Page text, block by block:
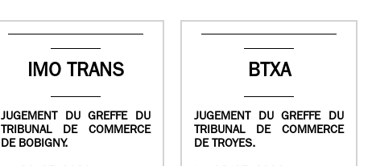
IMO TRANS
JUGEMENT DU GREFFE DU
TRIBUNAL DE COMMERCE
DE BOBIGNY.
BTXA
JUGEMENT DU GREFFE DU
TRIBUNAL DE COMMERCE
DE TROYES.